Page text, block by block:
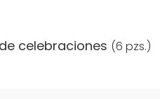
celebraciones (6 pzs.)